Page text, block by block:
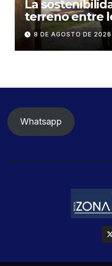
La
terreno entre
negocios
8 DE AGOSTO DE 2026
Whatsapp